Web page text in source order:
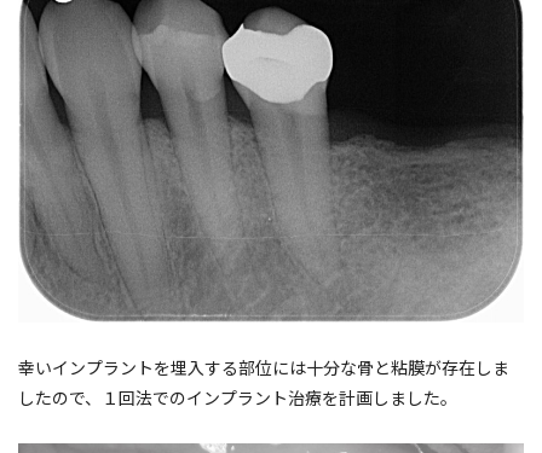
幸いインプラントを埋入する部位には十分な骨と粘膜が存在しま
したので、１回法でのインプラント治療を計画しました。